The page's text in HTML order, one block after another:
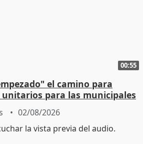
00:55
el camino para
para las municipales
02/08/2026